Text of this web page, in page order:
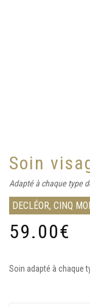
Soin
Adapté à chaque type
DECLÉOR, CINQ
59.00€
Soin adapté à chaque